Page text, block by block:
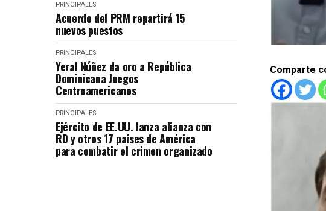
PRINCIPALES
Acuerdo del PRM repartirá 15
nuevos puestos
PRINCIPALES
Yeral Núñez da oro a República
Dominicana Juegos
Centroamericanos
PRINCIPALES
Ejército de EE.UU. lanza alianza con
RD y otros 17 países de América
para combatir el crimen organizado
Comparte